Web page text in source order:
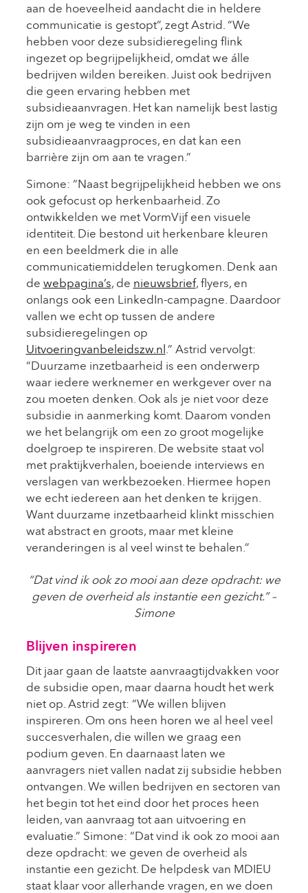
aan de hoeveelheid aandacht die in heldere
communicatie is gestopt”, zegt Astrid. “We
hebben voor deze subsidieregeling flink
ingezet op begrijpelijkheid, omdat we álle
bedrijven wilden bereiken. Juist ook bedrijven
die geen ervaring hebben met
subsidieaanvragen. Het kan namelijk best lastig
zijn om je weg te vinden in een
subsidieaanvraagproces, en dat kan een
barrière zijn om aan te vragen.”
Simone: “Naast begrijpelijkheid hebben we ons
ook gefocust op herkenbaarheid. Zo
ontwikkelden we met VormVijf een visuele
identiteit. Die bestond uit herkenbare kleuren
en een beeldmerk die in alle
communicatiemiddelen terugkomen. Denk aan
de webpagina’s, de nieuwsbrief, flyers, en
onlangs ook een LinkedIn-campagne. Daardoor
vallen we echt op tussen de andere
subsidieregelingen op
Uitvoeringvanbeleidszw.nl .” Astrid vervolgt:
“Duurzame inzetbaarheid is een onderwerp
waar iedere werknemer en werkgever over na
zou moeten denken. Ook als je niet voor deze
subsidie in aanmerking komt. Daarom vonden
we het belangrijk om een zo groot mogelijke
doelgroep te inspireren. De website staat vol
met praktijkverhalen, boeiende interviews en
verslagen van werkbezoeken. Hiermee hopen
we echt iedereen aan het denken te krijgen.
Want duurzame inzetbaarheid klinkt misschien
wat abstract en groots, maar met kleine
veranderingen is al veel winst te behalen.”
“Dat vind ik ook zo mooi aan deze opdracht: we
geven de overheid als instantie een gezicht.” –
Simone
Blijven inspireren
Dit jaar gaan de laatste aanvraagtijdvakken voor
de subsidie open, maar daarna houdt het werk
niet op. Astrid zegt: “We willen blijven
inspireren. Om ons heen horen we al heel veel
succesverhalen, die willen we graag een
podium geven. En daarnaast laten we
aanvragers niet vallen nadat zij subsidie hebben
ontvangen. We willen bedrijven en sectoren van
het begin tot het eind door het proces heen
leiden, van aanvraag tot aan uitvoering en
evaluatie.” Simone: “Dat vind ik ook zo mooi aan
deze opdracht: we geven de overheid als
instantie een gezicht. De helpdesk van MDIEU
staat klaar voor allerhande vragen, en we doen